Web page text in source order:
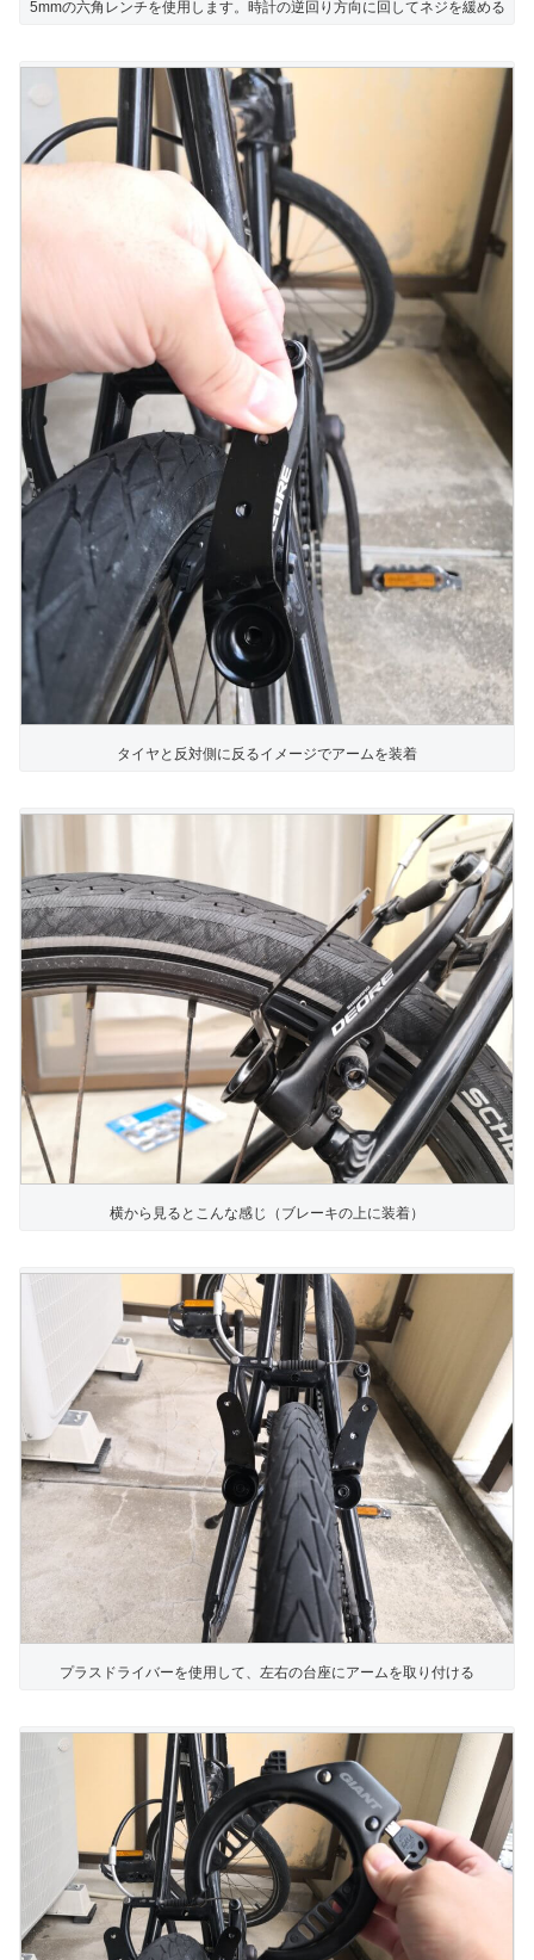
5mmの六角レンチを使用します。時計の逆回り方向に回してネジを緩める
タイヤと反対側に反るイメージでアームを装着
横から見るとこんな感じ（ブレーキの上に装着）
プラスドライバーを使用して、左右の台座にアームを取り付ける